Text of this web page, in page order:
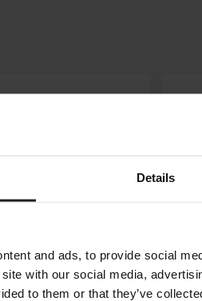
Details
and ads, to provide social
with our social media,
to them or that they’ve